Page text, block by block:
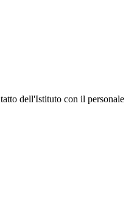
dell'Istituto con il personale